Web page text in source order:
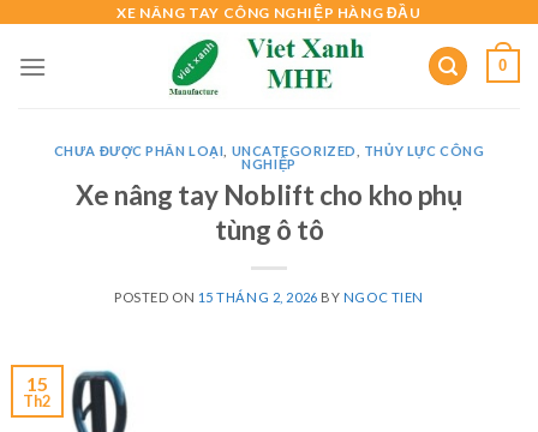
content
XE NÂNG TAY CÔNG NGHIỆP HÀNG ĐẦU
0
CHƯA ĐƯỢC PHÂN LOẠI UNCATEGORIZED
THỦY LỰC CÔNG
NGHIỆP
Xe nâng tay Noblift cho kho phụ
tùng ô tô
POSTED ON 15 THÁNG 2, 2026 BY NGOC TIEN
15
Th2